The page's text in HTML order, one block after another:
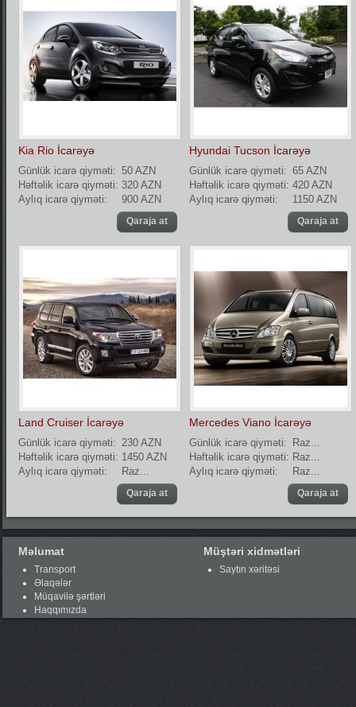
Kia Rio İcarəyə
Günlük icarə qiyməti: 50 AZN
Həftəlik icarə qiyməti: 320 AZN
Aylıq icarə qiyməti:
900 AZN
Qaraja at
Hyundai Tucson İcarəyə
Günlük icarə qiyməti: 65 AZN
Həftəlik icarə qiyməti: 420 AZN
Aylıq icarə qiyməti:
1150 AZN
Qaraja at
Land Cruiser İcarəyə
Günlük icarə qiyməti: 230 AZN
Həftəlik icarə qiyməti: 1450 AZN
Aylıq icarə qiyməti:
Raz...
Qaraja at
Mercedes Viano İcarəyə
Günlük icarə qiyməti:
Raz...
Həftəlik icarə qiyməti: Raz...
Aylıq icarə qiyməti:
Raz...
Qaraja at
Məlumat
Transport
Əlaqələr
Müqavilə şərtləri
Haqqımızda
Müştəri xidmətləri
Saytın xəritəsi